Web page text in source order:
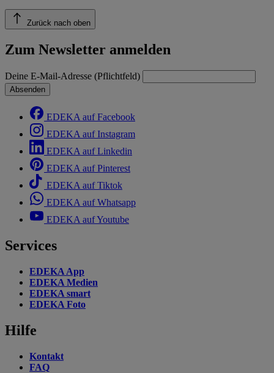
Zurück nach oben
Zum Newsletter anmelden
Deine E-Mail-Adresse (Pflichtfeld)
Absenden
EDEKA auf Facebook
EDEKA auf Instagram
EDEKA auf Linkedin
EDEKA auf Pinterest
EDEKA auf Tiktok
EDEKA auf Whatsapp
EDEKA auf Youtube
Services
EDEKA App
EDEKA Medien
EDEKA smart
EDEKA Foto
Hilfe
Kontakt
FAQ